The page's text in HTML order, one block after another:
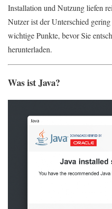
Installation und Nutzung liefen
Nutzer ist der Unterschied
wichtige Punkte, bevor Sie
herunterladen.
Was ist Java?